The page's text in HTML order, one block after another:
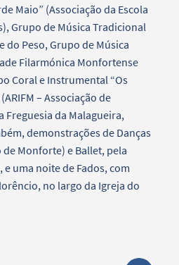
Maio” (Associação da Escola
Grupo de Música Tradicional
do Peso, Grupo de Música
Filarmónica Monfortense
Coral e Instrumental “Os
– Associação de
Freguesia da Malagueira,
demonstrações de Danças
Monforte) e Ballet, pela
e uma noite de Fados, com
no largo da Igreja do